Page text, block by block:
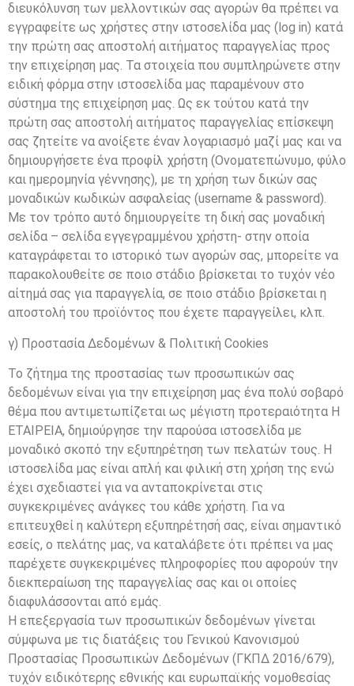
διευκόλυνση των μελλοντικών σας αγορών θα πρέπει να
εγγραφείτε ως χρήστες στην ιστοσελίδα μας (log in) κατά
την πρώτη σας αποστολή αιτήματος παραγγελίας προς
την επιχείρηση μας. Τα στοιχεία που συμπληρώνετε στην
ειδική φόρμα στην ιστοσελίδα μας παραμένουν στο
σύστημα της επιχείρηση μας. Ως εκ τούτου κατά την
πρώτη σας αποστολή αιτήματος παραγγελίας επίσκεψη
σας ζητείτε να ανοίξετε έναν λογαριασμό μαζί μας και να
δημιουργήσετε ένα προφίλ χρήστη (Ονοματεπώνυμο, φύλο
και ημερομηνία γέννησης), με τη χρήση των δικών σας
μοναδικών κωδικών ασφαλείας (username & password).
Με τον τρόπο αυτό δημιουργείτε τη δική σας μοναδική
σελίδα – σελίδα εγγεγραμμένου χρήστη- στην οποία
καταγράφεται το ιστορικό των αγορών σας, μπορείτε να
παρακολουθείτε σε ποιο στάδιο βρίσκεται το τυχόν νέο
αίτημά σας για παραγγελία, σε ποιο στάδιο βρίσκεται η
αποστολή του προϊόντος που έχετε παραγγείλει, κλπ.
γ) Προστασία Δεδομένων & Πολιτική Cookies
Το ζήτημα της προστασίας των προσωπικών σας
δεδομένων είναι για την επιχείρηση μας ένα πολύ σοβαρό
θέμα που αντιμετωπίζεται ως μέγιστη προτεραιότητα H
ΕΤΑΙΡΕΙΑ, δημιούργησε την παρούσα ιστοσελίδα με
μοναδικό σκοπό την εξυπηρέτηση των πελατών τους. Η
ιστοσελίδα μας είναι απλή και φιλική στη χρήση της ενώ
έχει σχεδιαστεί για να ανταποκρίνεται στις
συγκεκριμένες ανάγκες του κάθε χρήστη. Για να
επιτευχθεί η καλύτερη εξυπηρέτησή σας, είναι σημαντικό
εσείς, ο πελάτης μας, να καταλάβετε ότι πρέπει να μας
παρέχετε συγκεκριμένες πληροφορίες που αφορούν την
διεκπεραίωση της παραγγελίας σας και οι οποίες
διαφυλάσσονται από εμάς.
Η επεξεργασία των προσωπικών δεδομένων γίνεται
σύμφωνα με τις διατάξεις του Γενικού Κανονισμού
Προστασίας Προσωπικών Δεδομένων (ΓΚΠΔ 2016/679),
τυχόν ειδικότερης εθνικής και ευρωπαϊκής νομοθεσίας